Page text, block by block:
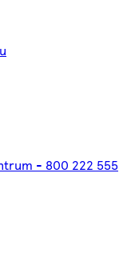
- 800 222 555